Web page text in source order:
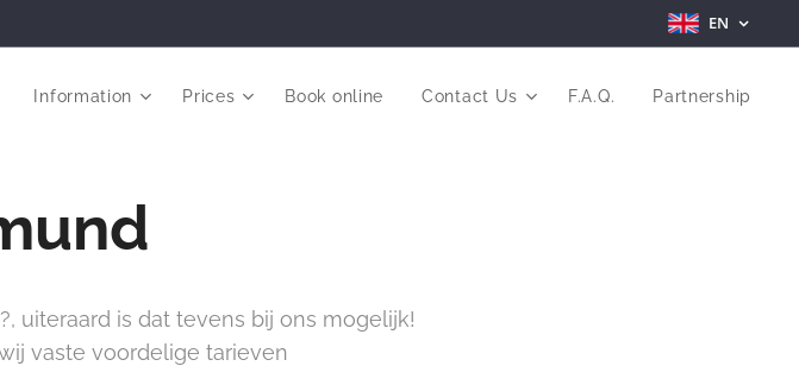
EN
Information Prices Book online Contact Us F.A.Q. Partnership
uiteraard is dat tevens bij ons mogelijk!
vaste voordelige tarieven